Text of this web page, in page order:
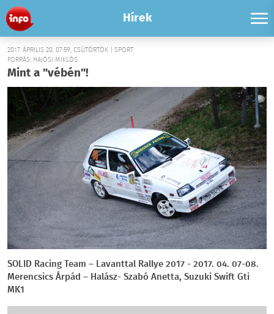
Hírek
2017. ÁPRILIS 20. 07:59, CSÜTÖRTÖK | SPORT
FORRÁS: HAJÓSI MIKLÓS
Mint a "vébén"!
SOLID Racing Team – Lavanttal Rallye 2017 - 2017. 04. 07-08.
Merencsics Árpád – Halász- Szabó Anetta, Suzuki Swift Gti
MK1